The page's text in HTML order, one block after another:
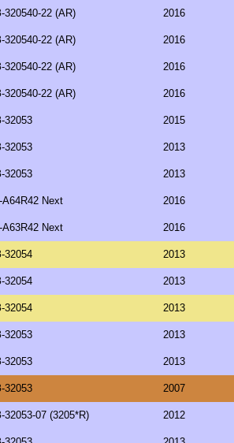
320540-22 (AR) 2016
320540-22 (AR) 2016
320540-22 (AR) 2016
320540-22 (AR) 2016
32053 2015
32053 2013
32053 2013
A64R42 Next 2016
A63R42 Next 2016
32054 2013
32054 2013
32054 2013
32053 2013
32053 2013
32053 2007
32053-07 (3205*R) 2012